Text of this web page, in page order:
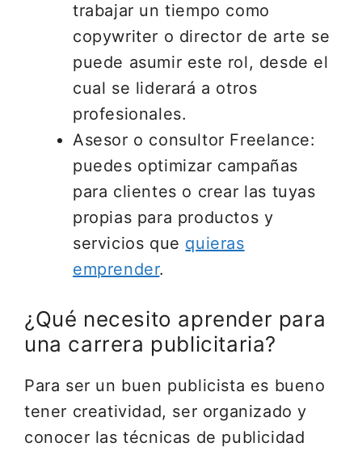
trabajar un tiempo como
copywriter o director de arte se
puede asumir este rol, desde el
cual se liderará a otros
profesionales.
Asesor o consultor Freelance:
puedes optimizar campañas
para clientes o crear las tuyas
propias para productos y
servicios que quieras
emprender.
¿Qué necesito aprender para
una carrera publicitaria?
Para ser un buen publicista es bueno
tener creatividad, ser organizado y
conocer las técnicas de publicidad